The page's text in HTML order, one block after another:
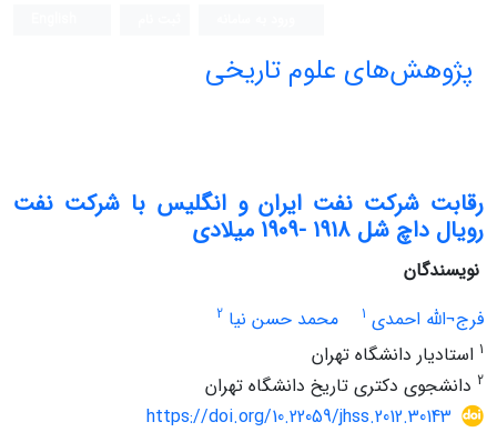
پژوهش‌های علوم تاریخی
رقابت شرکت نفت ایران و انگلیس با شرکت نفت
رویال داچ شل 1918 -1909 میلادی
نویسندگان
فرج¬الله احمدی 1 محمد حسن نیا 2
1 استادیار دانشگاه تهران
2 دانشجوی دکتری تاریخ دانشگاه تهران
https://doi.org/10.22059/jhss.2012.30143